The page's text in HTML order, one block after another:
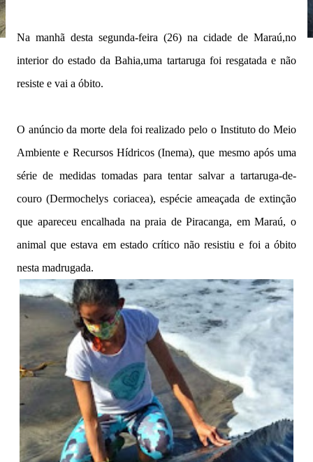
Na manhã desta segunda-feira (26) na cidade de Maraú,no
interior do estado da Bahia,uma tartaruga foi resgatada e não
resiste e vai a óbito.
O anúncio da morte dela foi realizado pelo o Instituto do Meio
Ambiente e Recursos Hídricos (Inema), que mesmo após uma
série de medidas tomadas para tentar salvar a tartaruga-de-
couro (Dermochelys coriacea), espécie ameaçada de extinção
que apareceu encalhada na praia de Piracanga, em Maraú, o
animal que estava em estado crítico não resistiu e foi a óbito
nesta madrugada.